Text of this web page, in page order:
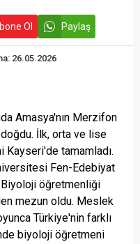
Ol Paylaş
26.05.2026
Amasya'nın Merzifon
İlk, orta ve lise
Kayseri'de tamamladı.
Fen-Edebiyat
öğretmenliği
mezun oldu. Meslek
Türkiye'nin farklı
biyoloji öğretmeni